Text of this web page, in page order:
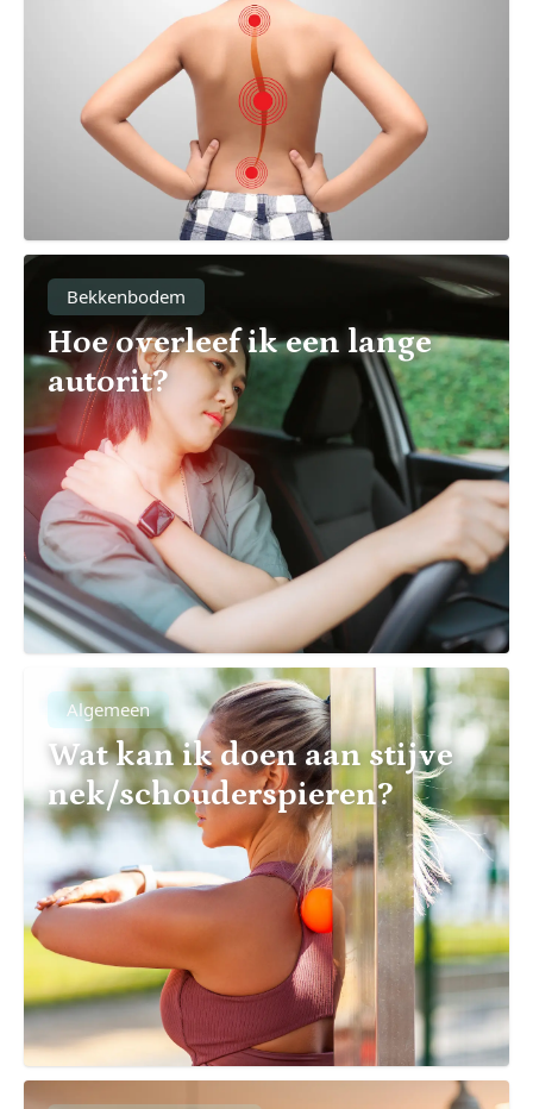
Bekkenbodem
Hoe overleef ik een lange
autorit?
Algemeen
Wat kan ik doen aan stijve
nek/schouderspieren?